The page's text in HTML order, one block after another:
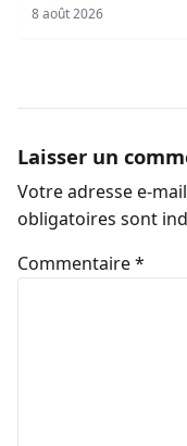
8 août 2026
Laisser un
Votre adresse e-
obligatoires sont
Commentaire*